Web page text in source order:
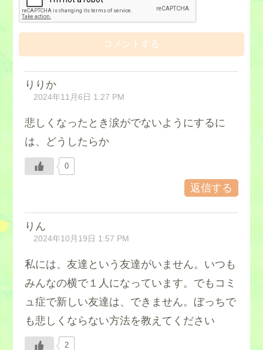
りりか
2024年11月6日 1:27 PM
悲しくなったとき涙がでないようにするに
は、どうしたらか
0
返信する
りん
2024年10月19日 1:57 PM
私には、友達という友達がいません。いつも
みんなの横で１人になっています。でもコミ
ュ症で新しい友達は、できません。ぼっちで
も悲しくならない方法を教えてください
2